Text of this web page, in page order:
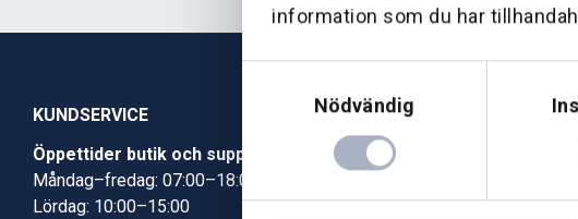
information som du har
Nödvändig
KUNDSERVICE
Öppettider butik och support
Måndag–fredag: 07:00–18:00
Lördag: 10:00–15:00
Butik Skövde
Kundcenter